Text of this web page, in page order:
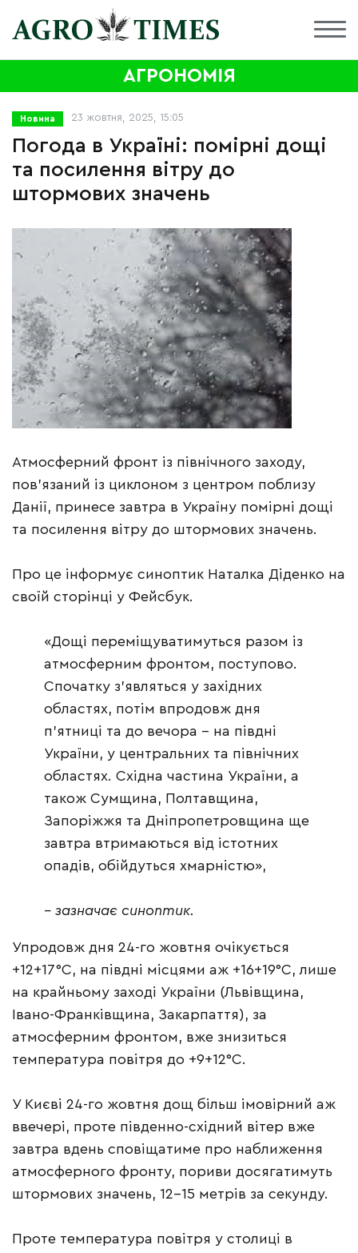
АГРОНОМІЯ
Новина 23 жовтня, 2025, 15:05
Погода в Україні: помірні дощі
та посилення вітру до
штормових значень
Атмосферний фронт із північного заходу,
пов’язаний із циклоном з центром поблизу
Данії, принесе завтра в Україну помірні дощі
та посилення вітру до штормових значень.
Про це інформує синоптик Наталка Діденко на
своїй сторінці у Фейсбук.
«Дощі переміщуватимуться разом із
атмосферним фронтом, поступово.
Спочатку з’являться у західних
областях, потім впродовж дня
п’ятниці та до вечора – на півдні
України, у центральних та північних
областях. Східна частина України, а
також Сумщина, Полтавщина,
Запоріжжя та Дніпропетровщина ще
завтра втримаються від істотних
опадів, обійдуться хмарністю»,
– зазначає синоптик.
Упродовж дня 24-го жовтня очікується
+12+17°С, на півдні місцями аж +16+19°С, лише
на крайньому заході України (Львівщина,
Івано-Франківщина, Закарпаття), за
атмосферним фронтом, вже знизиться
температура повітря до +9+12°С.
У Києві 24-го жовтня дощ більш імовірний аж
ввечері, проте південно-східний вітер вже
завтра вдень сповіщатиме про наближення
атмосферного фронту, пориви досягатимуть
штормових значень, 12-15 метрів за секунду.
Проте температура повітря у столиці в